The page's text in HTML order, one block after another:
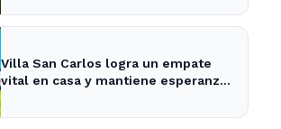
Villa San Carlos logra un empate
vital en casa y mantiene esperanzas